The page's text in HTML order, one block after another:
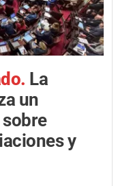
La
un
y